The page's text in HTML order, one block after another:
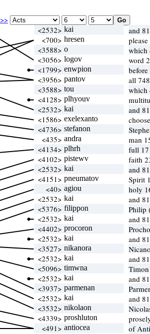
>>
<2532> kai
and
<700> hresen
<3588> o
which
<3056> logov
word
<1799> enwpion
<3956> pantov
all
<3588> tou
which
<4128> plhyouv
<2532> kai
and
<1586> exelexanto
<4736> stefanon
<435> andra
man
<4134> plhrh
full
<4102> pistewv
faith
<2532> kai
and
<4151> pneumatov
Spirit
<40> agiou
holy
<2532> kai
and
<5376> filippon
Philip
<2532> kai
and
<4402> procoron
<2532> kai
and
<3527> nikanora
<2532> kai
and
<5096> timwna
<2532> kai
and
<3937> parmenan
<2532> kai
and
<3532> nikolaon
<4339> proshluton
<491> antiocea of